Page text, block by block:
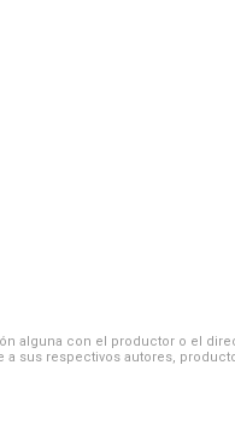
alguna con el productor o el
sus respectivos autores,